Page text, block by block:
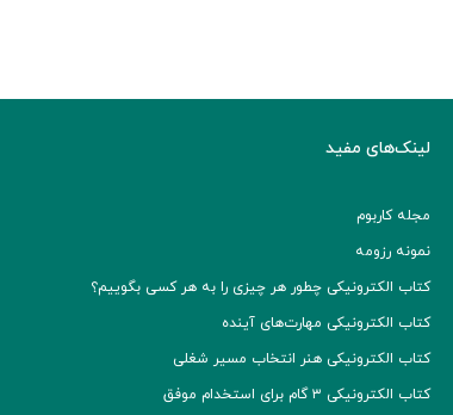
لینک‌های مفید
مجله کاربوم
نمونه رزومه
کتاب الکترونیکی چطور هر چیزی را به هر کسی بگوییم؟
کتاب الکترونیکی مهارت‌های آینده
کتاب الکترونیکی هنر انتخاب مسیر شغلی
کتاب الکترونیکی ۳ گام برای استخدام موفق